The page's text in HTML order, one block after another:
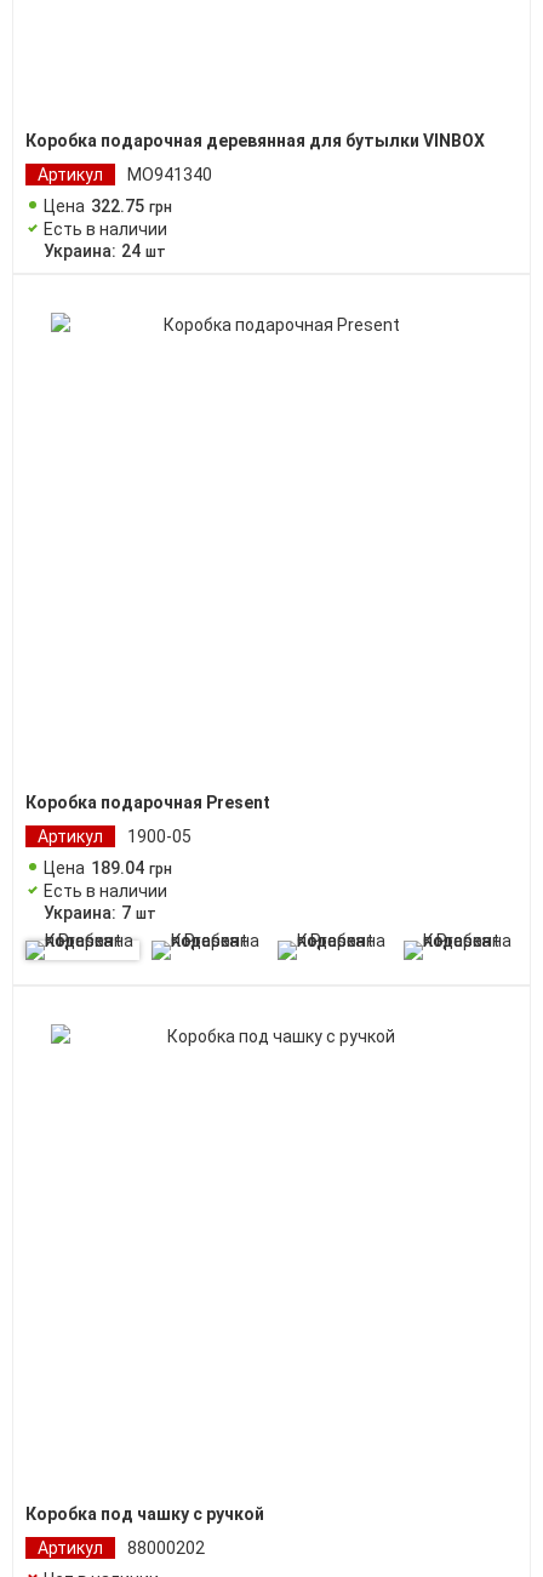
Коробка подарочная деревянная для бутылки VINBOX
Артикул
MO941340
Цена 322.75 грн
Есть в наличии
Украина: 24 шт
Коробка подарочная Present
Артикул
1900-05
Цена 189.04 грн
Есть в наличии
Украина: 7 шт
Коробка под чашку с ручкой
Артикул
88000202